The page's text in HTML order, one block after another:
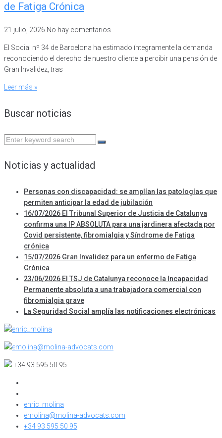
de Fatiga Crónica
21 julio, 2026 No hay comentarios
El Social nº 34 de Barcelona ha estimado íntegramente la demanda
reconociendo el derecho de nuestro cliente a percibir una pensión de
Gran Invalidez, tras
Leer más »
Buscar noticias
Search
Noticias y actualidad
Personas con discapacidad: se amplían las patologías que
permiten anticipar la edad de jubilación
16/07/2026 El Tribunal Superior de Justicia de Catalunya
confirma una IP ABSOLUTA para una jardinera afectada por
Covid persistente, fibromialgia y Síndrome de Fatiga
crónica
15/07/2026 Gran Invalidez para un enfermo de Fatiga
Crónica
23/06/2026 El TSJ de Catalunya reconoce la Incapacidad
Permanente absoluta a una trabajadora comercial con
fibromialgia grave
La Seguridad Social amplía las notificaciones electrónicas
enric_molina
emolina@molina-advocats.com
+34 93 595 50 95
enric_molina
emolina@molina-advocats.com
+34 93 595 50 95